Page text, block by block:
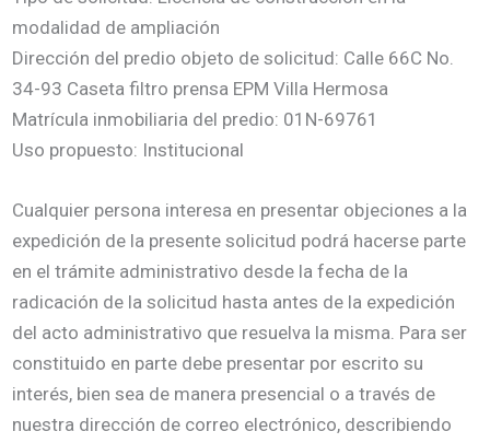
modalidad de ampliación
Dirección del predio objeto de solicitud: Calle 66C No.
34-93 Caseta filtro prensa EPM Villa Hermosa
Matrícula inmobiliaria del predio: 01N-69761
Uso propuesto: Institucional
Cualquier persona interesa en presentar objeciones a la
expedición de la presente solicitud podrá hacerse parte
en el trámite administrativo desde la fecha de la
radicación de la solicitud hasta antes de la expedición
del acto administrativo que resuelva la misma. Para ser
constituido en parte debe presentar por escrito su
interés, bien sea de manera presencial o a través de
nuestra dirección de correo electrónico, describiendo